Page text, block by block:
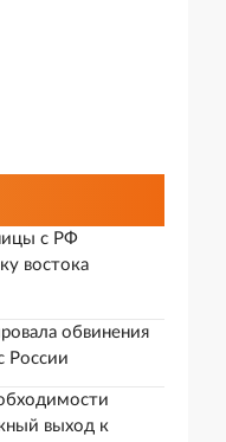
с РФ
востока
обвинения
России
выход к